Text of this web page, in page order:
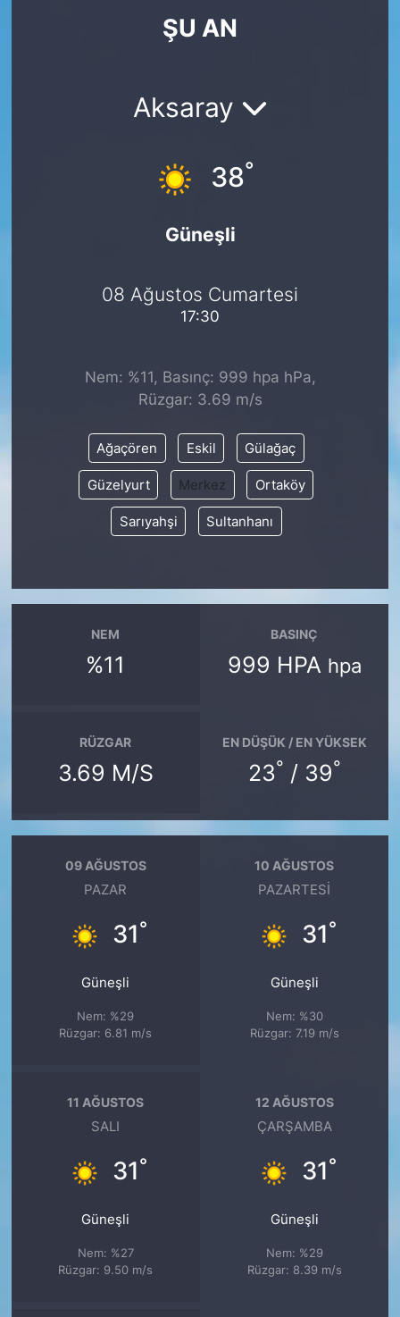
ŞU AN
Aksaray
38°
Güneşli
08 Ağustos Cumartesi
17:30
Nem: %11, Basınç: 999 hpa hPa,
Rüzgar: 3.69 m/s
Ağaçören Eskil Gülağaç
Güzelyurt Merkez Ortaköy
Sarıyahşi Sultanhanı
NEM
%11
BASINÇ
999 HPA hpa
RÜZGAR
3.69 M/S
EN DÜŞÜK / EN YÜKSEK
23° / 39°
09 AĞUSTOS
PAZAR
31°
Güneşli
Nem: %29
Rüzgar: 6.81 m/s
10 AĞUSTOS
PAZARTESI
31°
Güneşli
Nem: %30
Rüzgar: 7.19 m/s
11 AĞUSTOS
SALI
31°
Güneşli
Nem: %27
Rüzgar: 9.50 m/s
12 AĞUSTOS
ÇARŞAMBA
31°
Güneşli
Nem: %29
Rüzgar: 8.39 m/s
KÖŞE YAZILARI
SARIYER HABERLERİ
SİYASET
SON DAKİKA HABERİ
VİDEO GALERİ